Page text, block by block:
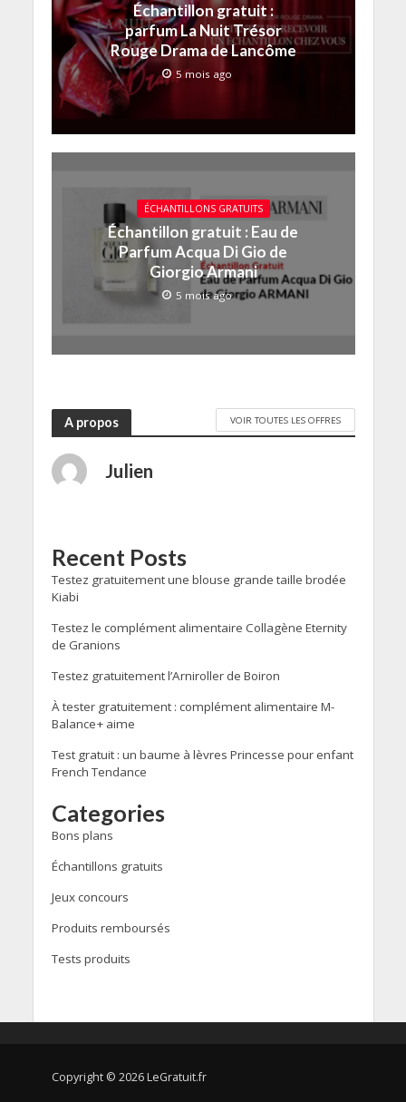
Échantillon gratuit :
parfum La Nuit Trésor
Rouge Drama de Lancôme
5 mois ago
ÉCHANTILLONS GRATUITS
Échantillon gratuit : Eau de
Parfum Acqua Di Gio de
Giorgio Armani
5 mois ago
A propos VOIR TOUTES LES OFFRES
Julien
Recent Posts
Testez gratuitement une blouse grande taille brodée
Kiabi
Testez le complément alimentaire Collagène Eternity
de Granions
Testez gratuitement l’Arniroller de Boiron
À tester gratuitement : complément alimentaire M-
Balance+ aime
Test gratuit : un baume à lèvres Princesse pour enfant
French Tendance
Categories
Bons plans
Échantillons gratuits
Jeux concours
Produits remboursés
Tests produits
Copyright © 2026 LeGratuit.fr